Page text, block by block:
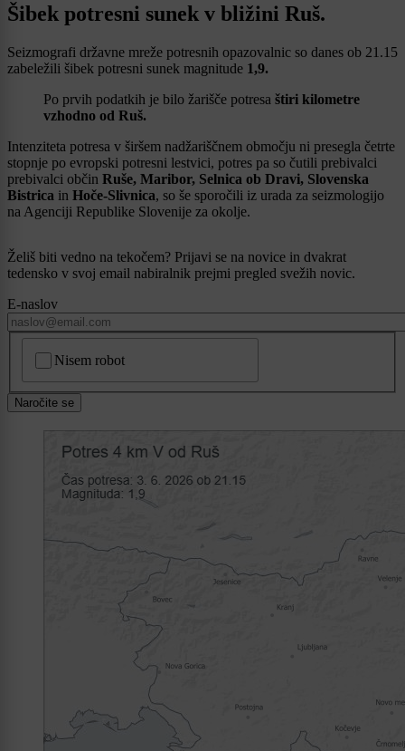
Šibek potresni sunek v bližini Ruš.
Seizmografi državne mreže potresnih opazovalnic so danes ob 21.15
zabeležili šibek potresni sunek magnitude 1,9.
Po prvih podatkih je bilo žarišče potresa štiri kilometre
vzhodno od Ruš.
Intenziteta potresa v širšem nadžariščnem območju ni presegla četrte
stopnje po evropski potresni lestvici, potres pa so čutili prebivalci
prebivalci občin Ruše, Maribor, Selnica ob Dravi, Slovenska
Bistrica in Hoče-Slivnica, so še sporočili iz urada za seizmologijo
na Agenciji Republike Slovenije za okolje.
Želiš biti vedno na tekočem? Prijavi se na novice in dvakrat
tedensko v svoj email nabiralnik prejmi pregled svežih novic.
E-naslov
Nisem robot
Naročite se